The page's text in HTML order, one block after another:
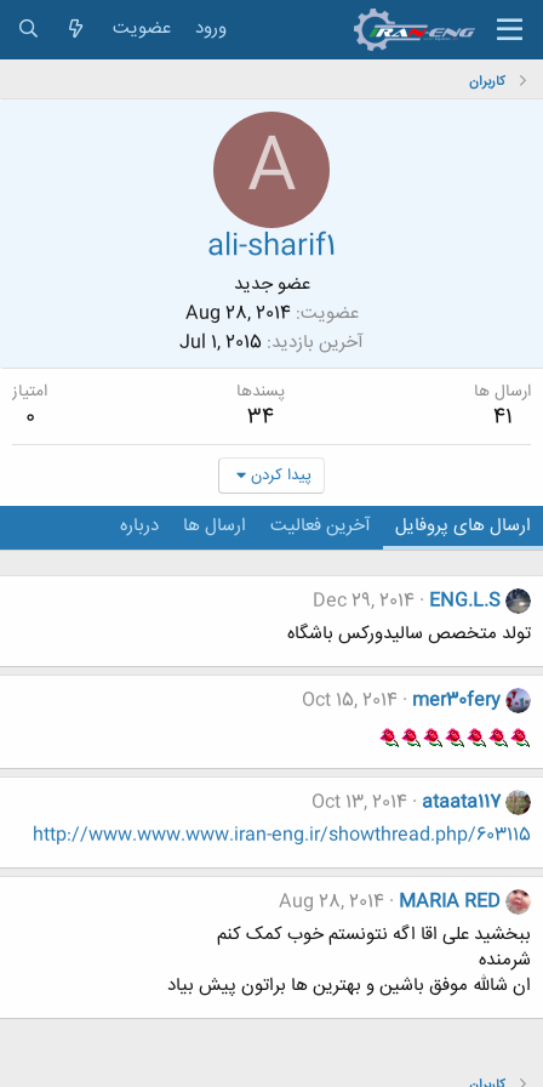
ورود عضویت
کاربران
A
ali-sharif1
عضو جدید
عضویت Aug 28, 2014
آخرین بازدید Jul 1, 2015
ارسال ها
41
پسندها
34
امتیاز
0
پیدا کردن
ارسال های پروفایل آخرین فعالیت ارسال ها درباره
ENG.L.S
Dec 29, 2014
تولد متخصص سالیدورکس باشگاه
mer30fery
Oct 15, 2014
ataata117
Oct 13, 2014
http://www.www.www.iran-eng.ir/showthread.php/603115
MARIA RED
Aug 28, 2014
ببخشید علی اقا اگه نتونستم خوب کمک کنم
شرمنده
ان شالله موفق باشین و بهترین ها براتون پیش بیاد